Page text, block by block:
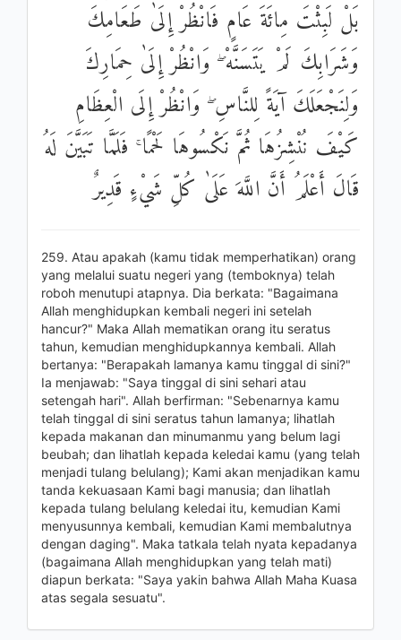
بَلْ لَبِثْتَ مِائَةَ عَامٍ فَانْظُرْ إِلَىٰ طَعَامِكَ
وَشَرَابِكَ لَمْ يَتَسَنَّهْ ۖ وَانْظُرْ إِلَىٰ حِمَارِكَ
وَلِنَجْعَلَكَ آيَةً لِلنَّاسِ ۖ وَانْظُرْ إِلَى الْعِظَامِ
كَيْفَ نُنْشِزُهَا ثُمَّ نَكْسُوهَا لَحْمًا ۚ فَلَمَّا تَبَيَّنَ لَهُ
قَالَ أَعْلَمُ أَنَّ اللَّهَ عَلَىٰ كُلِّ شَيْءٍ قَدِيرٌ
259. Atau apakah (kamu tidak memperhatikan) orang
yang melalui suatu negeri yang (temboknya) telah
roboh menutupi atapnya. Dia berkata: "Bagaimana
Allah menghidupkan kembali negeri ini setelah
hancur?" Maka Allah mematikan orang itu seratus
tahun, kemudian menghidupkannya kembali. Allah
bertanya: "Berapakah lamanya kamu tinggal di sini?"
Ia menjawab: "Saya tinggal di sini sehari atau
setengah hari". Allah berfirman: "Sebenarnya kamu
telah tinggal di sini seratus tahun lamanya; lihatlah
kepada makanan dan minumanmu yang belum lagi
beubah; dan lihatlah kepada keledai kamu (yang telah
menjadi tulang belulang); Kami akan menjadikan kamu
tanda kekuasaan Kami bagi manusia; dan lihatlah
kepada tulang belulang keledai itu, kemudian Kami
menyusunnya kembali, kemudian Kami membalutnya
dengan daging". Maka tatkala telah nyata kepadanya
(bagaimana Allah menghidupkan yang telah mati)
diapun berkata: "Saya yakin bahwa Allah Maha Kuasa
atas segala sesuatu".